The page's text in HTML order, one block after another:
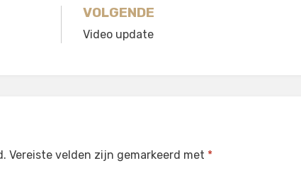
VOLGENDE
Video update
Vereiste velden zijn gemarkeerd met *